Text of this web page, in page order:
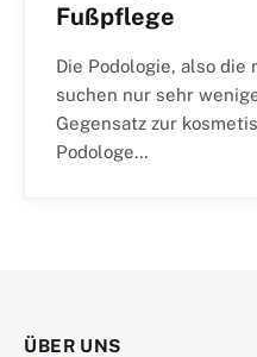
Fußpflege
Die Podologie, also die
suchen nur sehr
Gegensatz zur
Podologe…
ÜBER UNS